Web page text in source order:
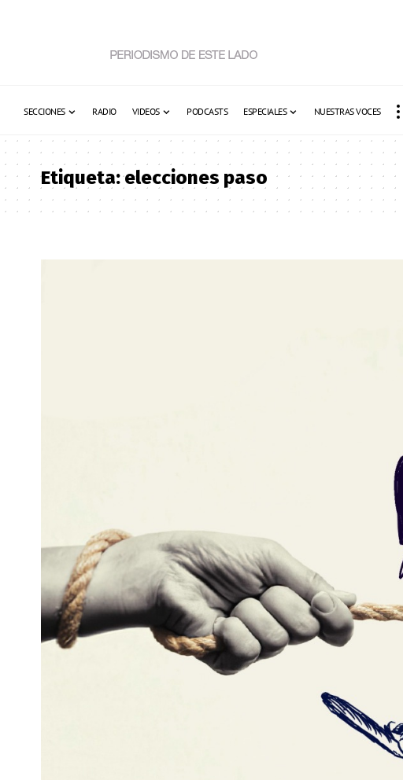
SECCIONES RADIO VIDEOS PODCASTS ESPECIALES NUESTRAS VOCES
Etiqueta:elecciones paso